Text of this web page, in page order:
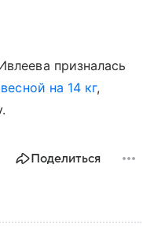
призналась
на 14 кг,
Поделиться